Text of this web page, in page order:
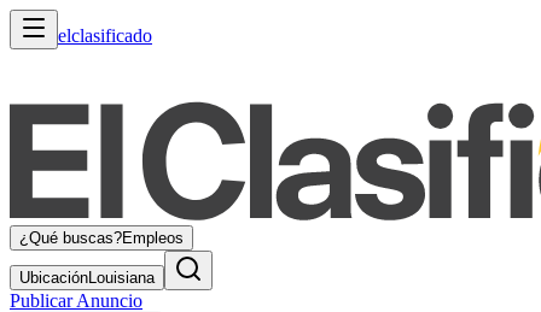
elclasificado
¿Qué buscas?Empleos
UbicaciónLouisiana
Publicar Anuncio